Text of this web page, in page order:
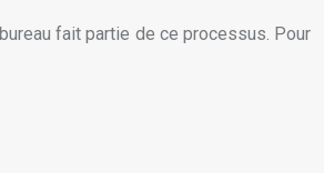
fait partie de ce processus. Pour